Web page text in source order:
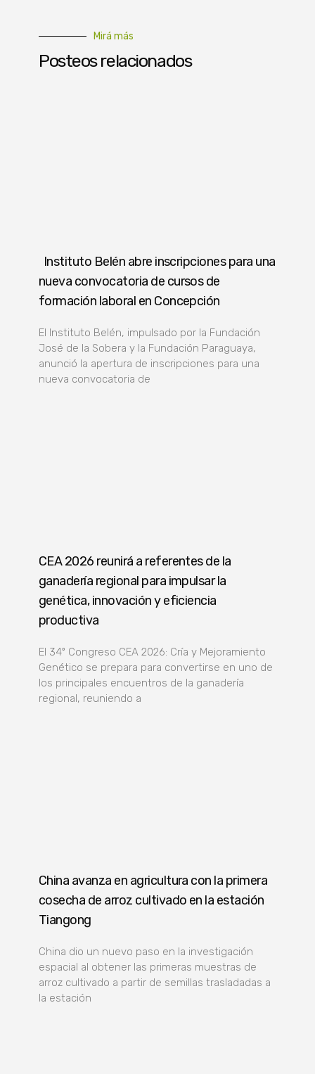
Mirá más
Posteos relacionados
Instituto Belén abre inscripciones para una
nueva convocatoria de cursos de
formación laboral en Concepción
El Instituto Belén, impulsado por la Fundación
José de la Sobera y la Fundación Paraguaya,
anunció la apertura de inscripciones para una
nueva convocatoria de
CEA 2026 reunirá a referentes de la
ganadería regional para impulsar la
genética, innovación y eficiencia
productiva
El 34º Congreso CEA 2026: Cría y Mejoramiento
Genético se prepara para convertirse en uno de
los principales encuentros de la ganadería
regional, reuniendo a
China avanza en agricultura con la primera
cosecha de arroz cultivado en la estación
Tiangong
China dio un nuevo paso en la investigación
espacial al obtener las primeras muestras de
arroz cultivado a partir de semillas trasladadas a
la estación